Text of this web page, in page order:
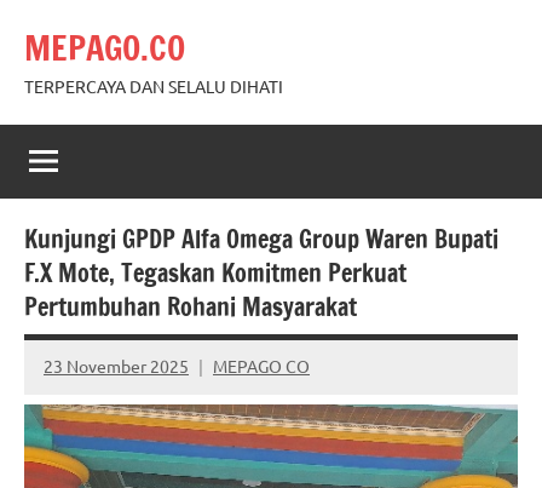
content
MEPAGO.CO
TERPERCAYA DAN SELALU DIHATI
Kunjungi GPDP Alfa Omega Group Waren Bupati
F.X Mote, Tegaskan Komitmen Perkuat
Pertumbuhan Rohani Masyarakat
23 November 2025 MEPAGO CO
No
comments